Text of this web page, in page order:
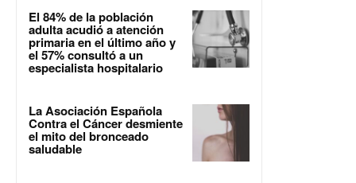
El 84% de la población
adulta acudió a atención
primaria en el último año y
el 57% consultó a un
especialista hospitalario
La Asociación Española
Contra el Cáncer desmiente
el mito del bronceado
saludable